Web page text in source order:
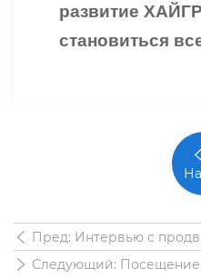
развитие
становиться
Пред: Интервью с
Следующий: Посещение